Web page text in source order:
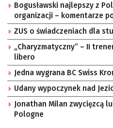
Bogusławski najlepszy z
organizacji – komentarze
ZUS o świadczeniach dla
„Charyzmatyczny” – II
libero
Jedna wygrana BC Swiss
Udany wypoczynek nad
Jonathan Milan zwycięzcą
Pologne